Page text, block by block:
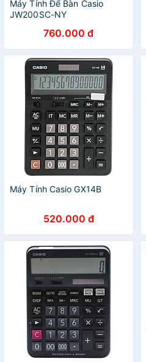
Máy Tính Để Bàn Casio
JW200SC-NY
760.000 đ
Máy Tính Casio GX14B
520.000 đ